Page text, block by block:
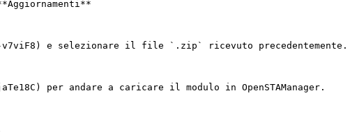
e selezionare il file `.zip` ricevuto precedentemente.
per andare a caricare il modulo in OpenSTAManager.